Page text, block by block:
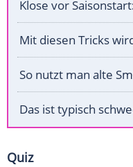
Klose vor
Mit diesen Tricks
So nutzt man alte
Das ist typisch
Quiz